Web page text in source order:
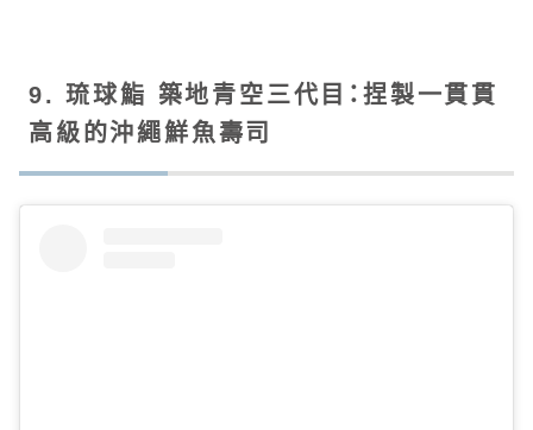
9. 琉球鮨 築地青空三代目：捏製一貫貫
高級的沖繩鮮魚壽司